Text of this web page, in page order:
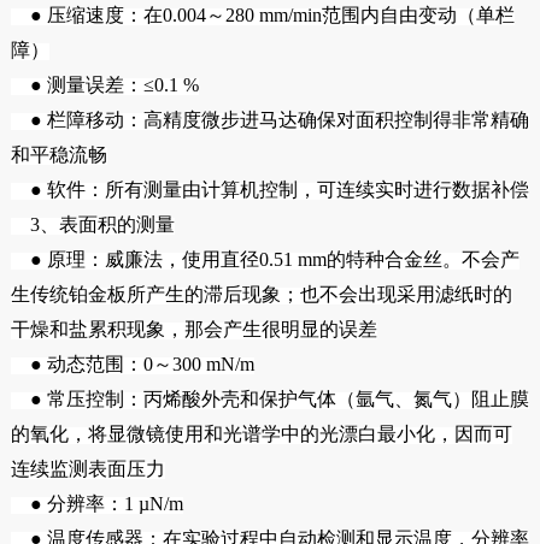
● 压缩速度：在0.004～280 mm/min范围内自由变动（单栏
障）
● 测量误差：≤0.1 %
● 栏障移动：高精度微步进马达确保对面积控制得非常精确
和平稳流畅
● 软件：所有测量由计算机控制，可连续实时进行数据补偿
3、表面积的测量
● 原理：威廉法，使用直径0.51 mm的特种合金丝。不会产
生传统铂金板所产生的滞后现象；也不会出现采用滤纸时的
干燥和盐累积现象，那会产生很明显的误差
● 动态范围：0～300 mN/m
● 常压控制：丙烯酸外壳和保护气体（氩气、氮气）阻止膜
的氧化，将显微镜使用和光谱学中的光漂白最小化，因而可
连续监测表面压力
● 分辨率：1 µN/m
● 温度传感器：在实验过程中自动检测和显示温度，分辨率